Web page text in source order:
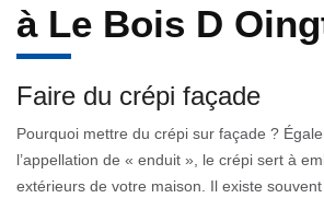
à Le Bois D
Faire du crépi façade
Pourquoi mettre du crépi sur façade ?
l’appellation de « enduit », le crépi sert à
extérieurs de votre maison. Il existe